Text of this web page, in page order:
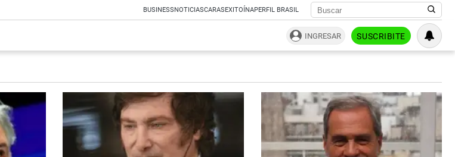
BUSINESSNOTICIASCARASEXITOÍNAPERFIL BRASIL
INGRESAR SUSCRIBITE